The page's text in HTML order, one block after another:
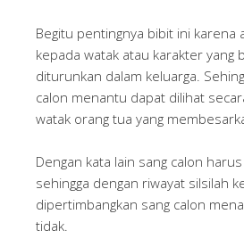
Begitu pentingnya bibit ini karena
kepada watak atau karakter yang
diturunkan dalam keluarga.
calon menantu dapat dilihat
watak orang tua yang
Dengan kata lain sang calon
sehingga dengan riwayat silsilah
dipertimbangkan sang calon
tidak.